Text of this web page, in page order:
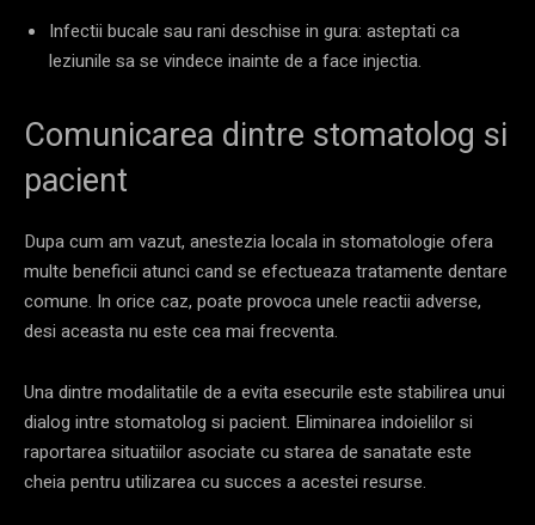
Infectii bucale sau rani deschise in gura: asteptati ca
leziunile sa se vindece inainte de a face injectia.
Comunicarea dintre stomatolog si
pacient
Dupa cum am vazut, anestezia locala in stomatologie ofera
multe beneficii atunci cand se efectueaza tratamente dentare
comune. In orice caz, poate provoca unele reactii adverse,
desi aceasta nu este cea mai frecventa.
Una dintre modalitatile de a evita esecurile este stabilirea unui
dialog intre stomatolog si pacient. Eliminarea indoielilor si
raportarea situatiilor asociate cu starea de sanatate este
cheia pentru utilizarea cu succes a acestei resurse.